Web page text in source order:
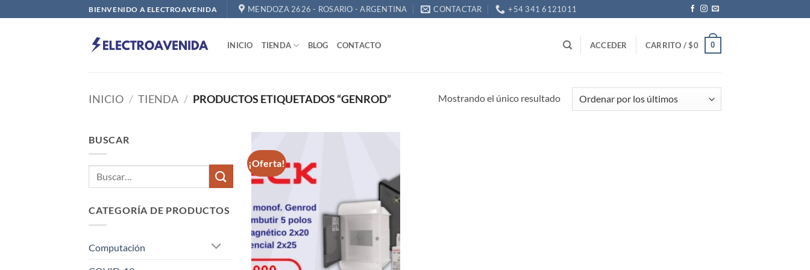
al
BIENVENIDO A ELECTROAVENIDA MENDOZA 2626 - ROSARIO - ARGENTINA CONTACTAR +54 341 6121011
INICIO TIENDA BLOG CONTACTO ACCEDER CARRITO /$0 0
INICIO / TIENDA / PRODUCTOS ETIQUETADOS “GENROD” Mostrando el único resultado
BUSCAR
CATEGORÍA DE PRODUCTOS
Computación
¡Oferta!
lista de
deseos